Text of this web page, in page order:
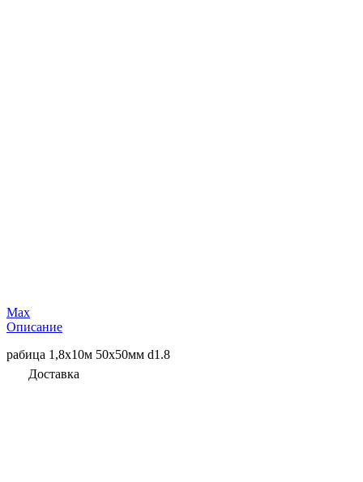
Max
Описание
рабица 1,8х10м 50х50мм d1.8
Доставка